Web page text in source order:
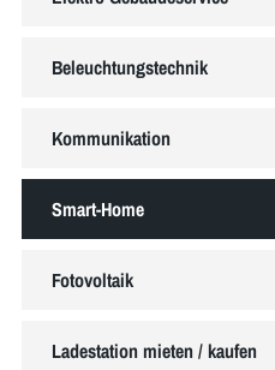
Beleuchtungstechnik
Kommunikation
Smart-Home
Fotovoltaik
Ladestation mieten / kaufen